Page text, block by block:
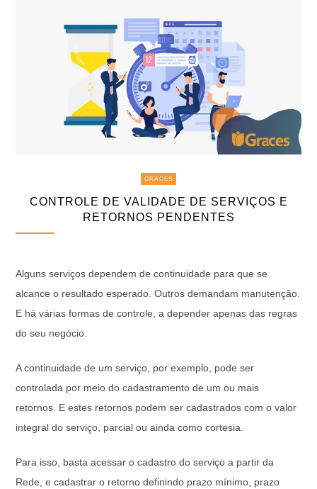
GRACES
CONTROLE DE VALIDADE DE SERVIÇOS E
RETORNOS PENDENTES
Alguns serviços dependem de continuidade para que se
alcance o resultado esperado. Outros demandam manutenção.
E há várias formas de controle, a depender apenas das regras
do seu negócio.
A continuidade de um serviço, por exemplo, pode ser
controlada por meio do cadastramento de um ou mais
retornos. E estes retornos podem ser cadastrados com o valor
integral do serviço, parcial ou ainda como cortesia.
Para isso, basta acessar o cadastro do serviço a partir da
Rede, e cadastrar o retorno definindo prazo mínimo, prazo